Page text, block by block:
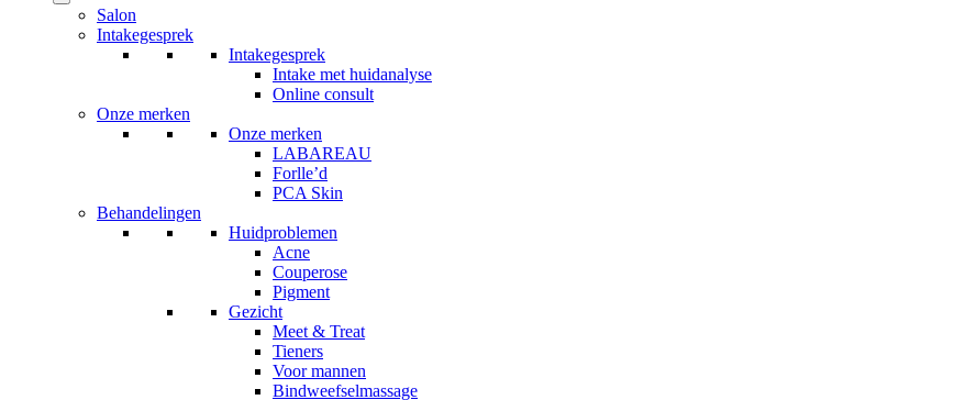
Salon
Intakegesprek
Intakegesprek
Intake met huidanalyse
Online consult
Onze merken
Onze merken
LABAREAU
Forlle’d
PCA Skin
Behandelingen
Huidproblemen
Acne
Couperose
Pigment
Gezicht
Meet & Treat
Tieners
Voor mannen
Bindweefselmassage